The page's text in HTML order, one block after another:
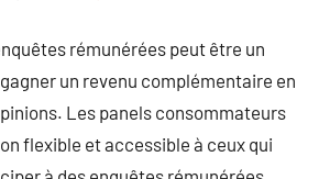
rémunérées peut être un
un revenu complémentaire en
Les panels consommateurs
flexible et accessible à ceux qui